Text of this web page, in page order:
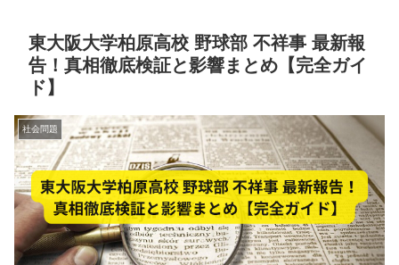
東大阪大学柏原高校 野球部 不祥事 最新報
告！真相徹底検証と影響まとめ【完全ガイ
ド】
社会問題